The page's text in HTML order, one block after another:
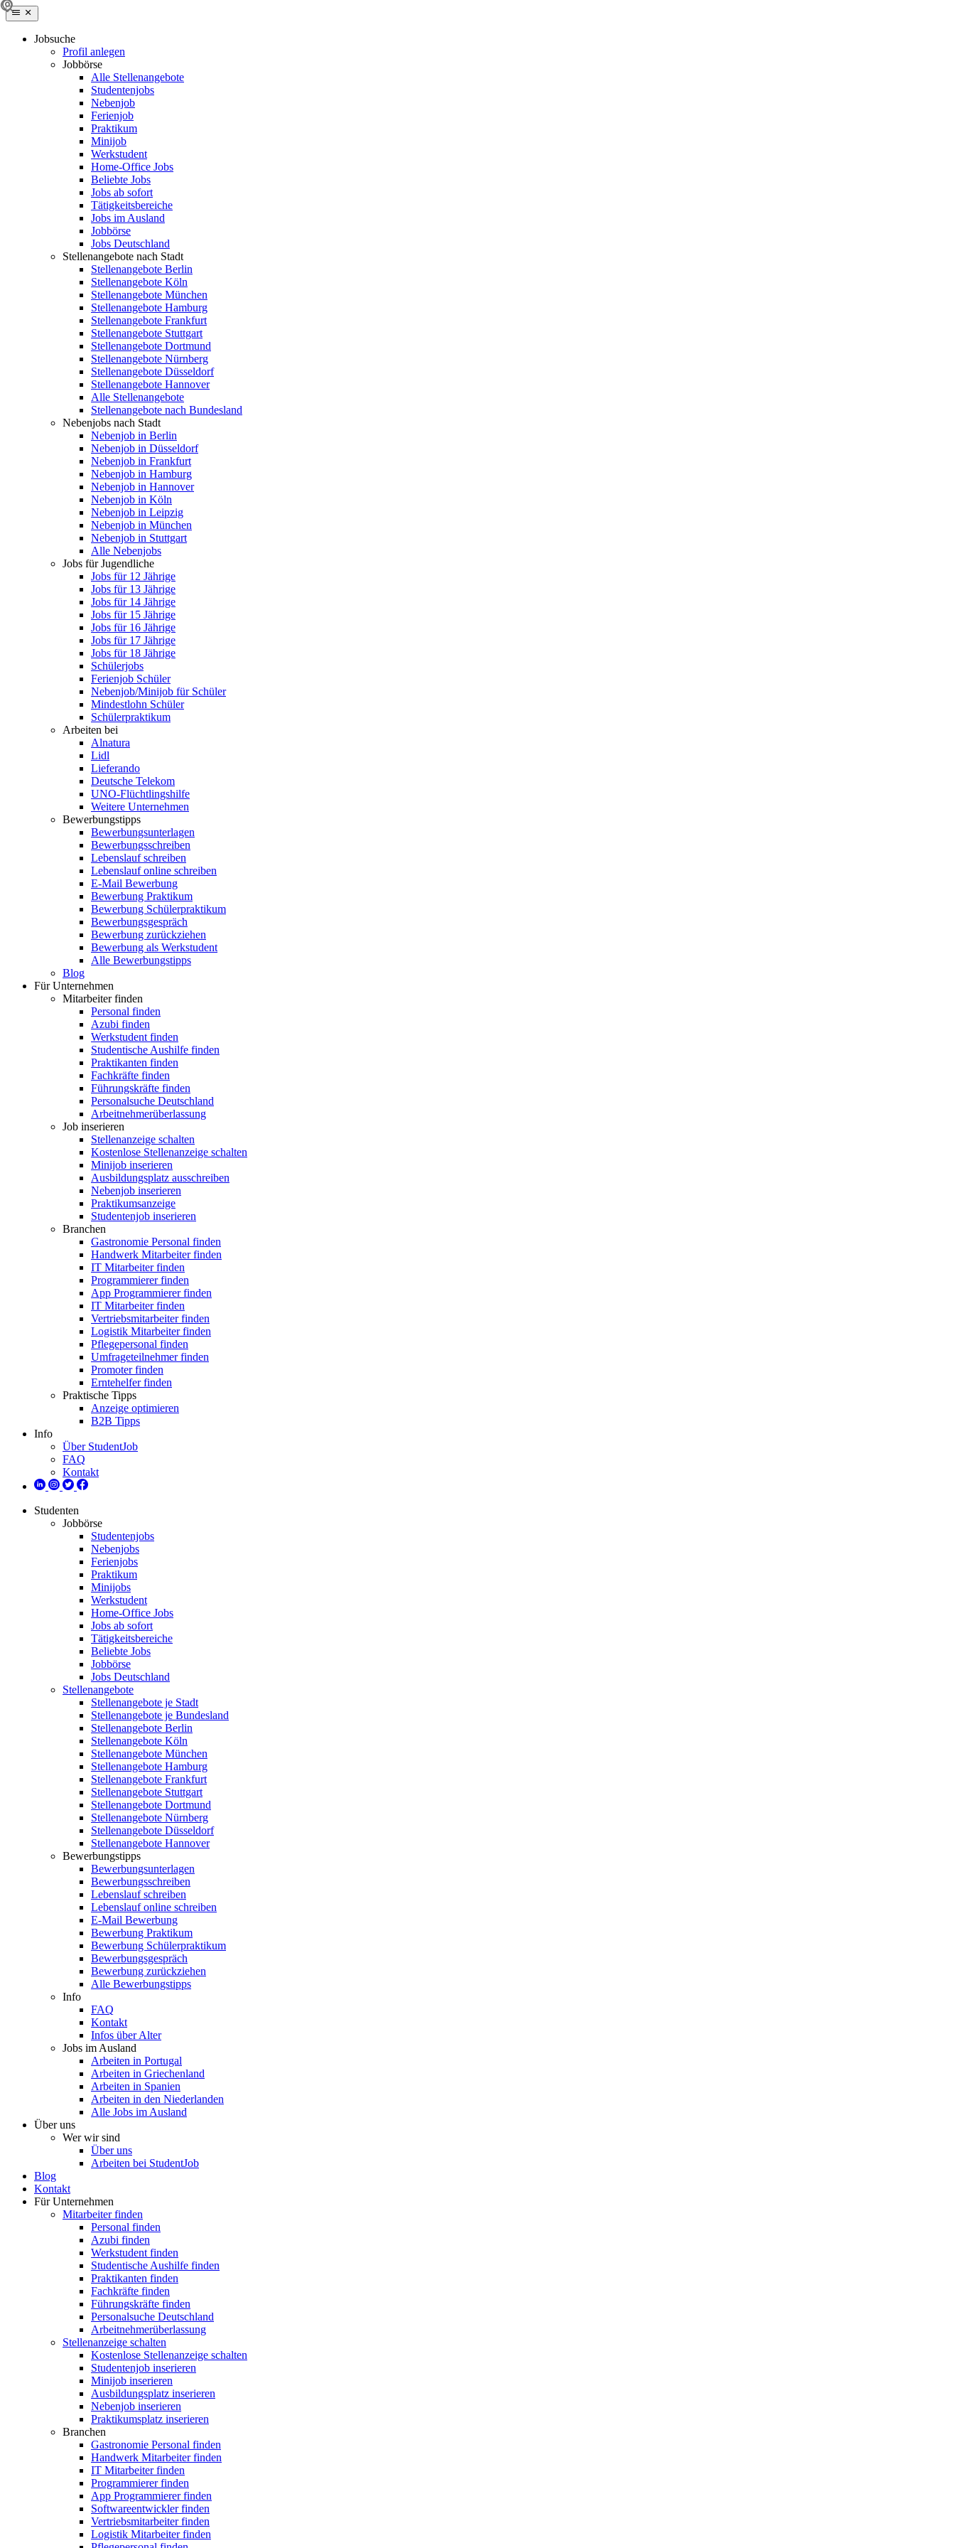
Jobsuche
Profil anlegen
Jobbörse
Alle Stellenangebote
Studentenjobs
Nebenjob
Ferienjob
Praktikum
Minijob
Werkstudent
Home-Office Jobs
Beliebte Jobs
Jobs ab sofort
Tätigkeitsbereiche
Jobs im Ausland
Jobbörse
Jobs Deutschland
Stellenangebote nach Stadt
Stellenangebote Berlin
Stellenangebote Köln
Stellenangebote München
Stellenangebote Hamburg
Stellenangebote Frankfurt
Stellenangebote Stuttgart
Stellenangebote Dortmund
Stellenangebote Nürnberg
Stellenangebote Düsseldorf
Stellenangebote Hannover
Alle Stellenangebote
Stellenangebote nach Bundesland
Nebenjobs nach Stadt
Nebenjob in Berlin
Nebenjob in Düsseldorf
Nebenjob in Frankfurt
Nebenjob in Hamburg
Nebenjob in Hannover
Nebenjob in Köln
Nebenjob in Leipzig
Nebenjob in München
Nebenjob in Stuttgart
Alle Nebenjobs
Jobs für Jugendliche
Jobs für 12 Jährige
Jobs für 13 Jährige
Jobs für 14 Jährige
Jobs für 15 Jährige
Jobs für 16 Jährige
Jobs für 17 Jährige
Jobs für 18 Jährige
Schülerjobs
Ferienjob Schüler
Nebenjob/Minijob für Schüler
Mindestlohn Schüler
Schülerpraktikum
Arbeiten bei
Alnatura
Lidl
Lieferando
Deutsche Telekom
UNO-Flüchtlingshilfe
Weitere Unternehmen
Bewerbungstipps
Bewerbungsunterlagen
Bewerbungsschreiben
Lebenslauf schreiben
Lebenslauf online schreiben
E-Mail Bewerbung
Bewerbung Praktikum
Bewerbung Schülerpraktikum
Bewerbungsgespräch
Bewerbung zurückziehen
Bewerbung als Werkstudent
Alle Bewerbungstipps
Blog
Für Unternehmen
Mitarbeiter finden
Personal finden
Azubi finden
Werkstudent finden
Studentische Aushilfe finden
Praktikanten finden
Fachkräfte finden
Führungskräfte finden
Personalsuche Deutschland
Arbeitnehmerüberlassung
Job inserieren
Stellenanzeige schalten
Kostenlose Stellenanzeige schalten
Minijob inserieren
Ausbildungsplatz ausschreiben
Nebenjob inserieren
Praktikumsanzeige
Studentenjob inserieren
Branchen
Gastronomie Personal finden
Handwerk Mitarbeiter finden
IT Mitarbeiter finden
Programmierer finden
App Programmierer finden
IT Mitarbeiter finden
Vertriebsmitarbeiter finden
Logistik Mitarbeiter finden
Pflegepersonal finden
Umfrageteilnehmer finden
Promoter finden
Erntehelfer finden
Praktische Tipps
Anzeige optimieren
B2B Tipps
Info
Über StudentJob
FAQ
Kontakt
Studenten
Jobbörse
Studentenjobs
Nebenjobs
Ferienjobs
Praktikum
Minijobs
Werkstudent
Home-Office Jobs
Jobs ab sofort
Tätigkeitsbereiche
Beliebte Jobs
Jobbörse
Jobs Deutschland
Stellenangebote
Stellenangebote je Stadt
Stellenangebote je Bundesland
Stellenangebote Berlin
Stellenangebote Köln
Stellenangebote München
Stellenangebote Hamburg
Stellenangebote Frankfurt
Stellenangebote Stuttgart
Stellenangebote Dortmund
Stellenangebote Nürnberg
Stellenangebote Düsseldorf
Stellenangebote Hannover
Bewerbungstipps
Bewerbungsunterlagen
Bewerbungsschreiben
Lebenslauf schreiben
Lebenslauf online schreiben
E-Mail Bewerbung
Bewerbung Praktikum
Bewerbung Schülerpraktikum
Bewerbungsgespräch
Bewerbung zurückziehen
Alle Bewerbungstipps
Info
FAQ
Kontakt
Infos über Alter
Jobs im Ausland
Arbeiten in Portugal
Arbeiten in Griechenland
Arbeiten in Spanien
Arbeiten in den Niederlanden
Alle Jobs im Ausland
Über uns
Wer wir sind
Über uns
Arbeiten bei StudentJob
Blog
Kontakt
Für Unternehmen
Mitarbeiter finden
Personal finden
Azubi finden
Werkstudent finden
Studentische Aushilfe finden
Praktikanten finden
Fachkräfte finden
Führungskräfte finden
Personalsuche Deutschland
Arbeitnehmerüberlassung
Stellenanzeige schalten
Kostenlose Stellenanzeige schalten
Studentenjob inserieren
Minijob inserieren
Ausbildungsplatz inserieren
Nebenjob inserieren
Praktikumsplatz inserieren
Branchen
Gastronomie Personal finden
Handwerk Mitarbeiter finden
IT Mitarbeiter finden
Programmierer finden
App Programmierer finden
Softwareentwickler finden
Vertriebsmitarbeiter finden
Logistik Mitarbeiter finden